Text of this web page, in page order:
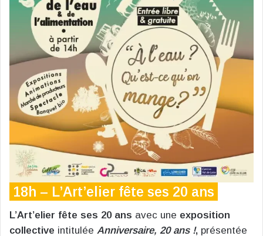
18h – L’Art’elier fête ses 20 ans
L’Art’elier fête ses 20 ans avec une exposition
collective intitulée Anniversaire, 20 ans !, présentée